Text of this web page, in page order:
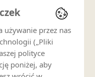
używanie przez nas
(„Pliki
polityce
poniżej, aby